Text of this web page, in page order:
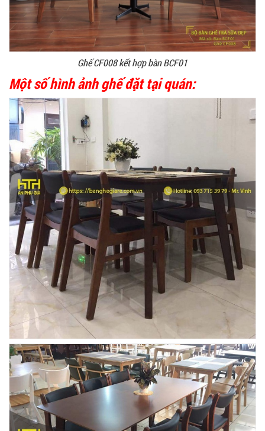
Ghế CF008 kết hợp bàn BCF01
Một số hình ảnh ghế đặt tại quán: